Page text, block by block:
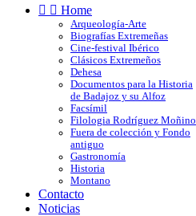
  Home
Arqueología-Arte
Biografías Extremeñas
Cine-festival Ibérico
Clásicos Extremeños
Dehesa
Documentos para la Historia
de Badajoz y su Alfoz
Facsímil
Filologia Rodríguez Moñino
Fuera de colección y Fondo
antiguo
Gastronomía
Historia
Montano
Contacto
Noticias